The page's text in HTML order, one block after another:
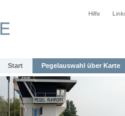
Hilfe
Start Pegelauswahl über Karte